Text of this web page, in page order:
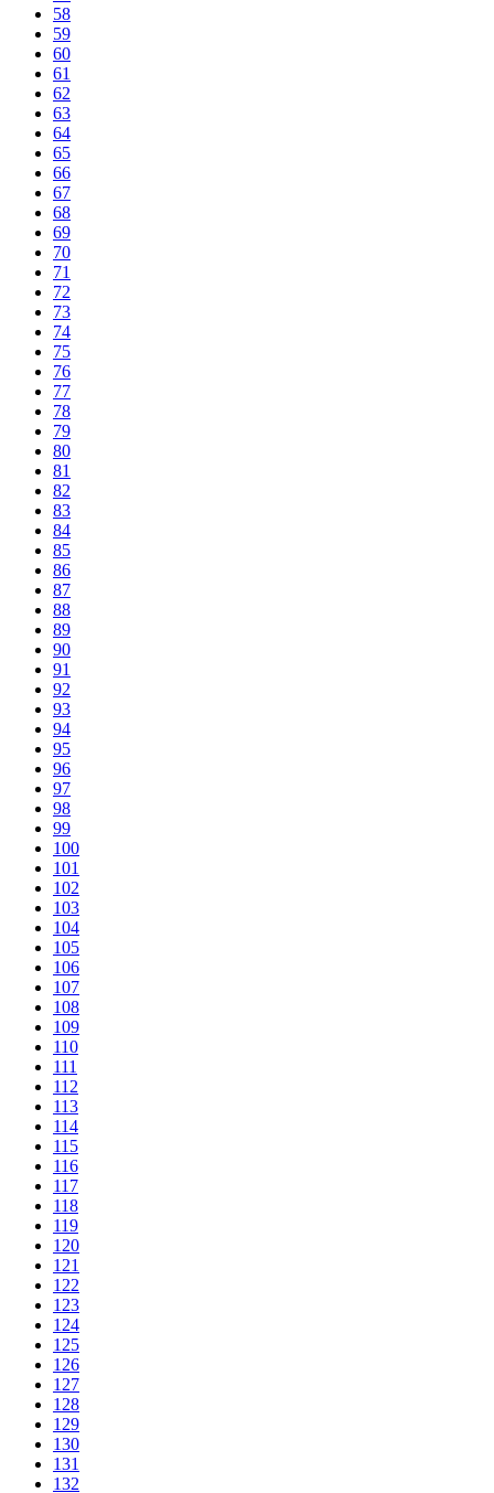
58
59
60
61
62
63
64
65
66
67
68
69
70
71
72
73
74
75
76
77
78
79
80
81
82
83
84
85
86
87
88
89
90
91
92
93
94
95
96
97
98
99
100
101
102
103
104
105
106
107
108
109
110
111
112
113
114
115
116
117
118
119
120
121
122
123
124
125
126
127
128
129
130
131
132